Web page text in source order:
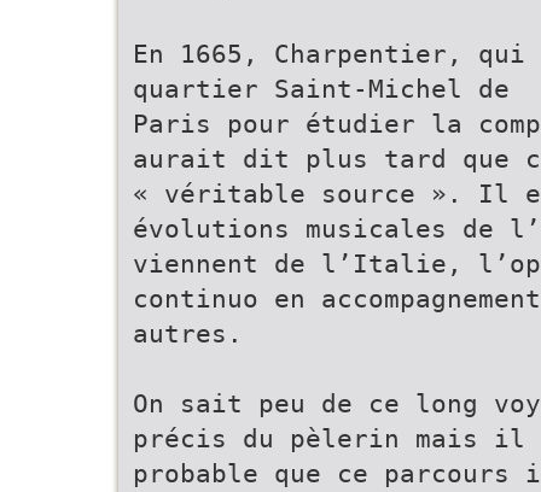
En 1665, Charpentier,
quartier Saint-Michel de
Paris pour étudier la
aurait dit plus tard que
« véritable source ». Il
évolutions musicales de
viennent de l’Italie,
continuo en
autres.
On sait peu de ce long
précis du pèlerin mais il
probable que ce